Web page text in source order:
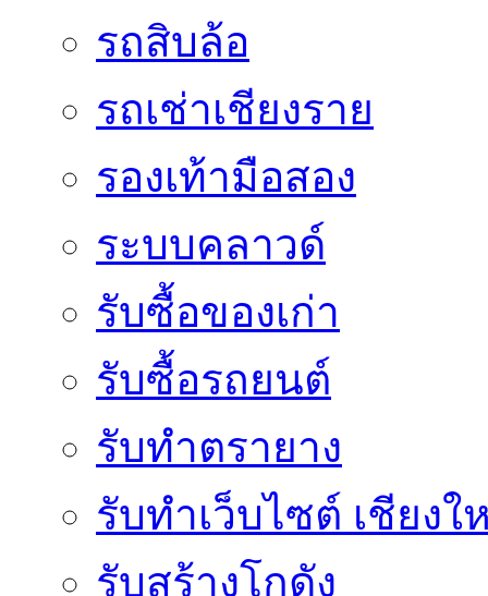
รถสิบล้อ
รถเช่าเชียงราย
รองเท้ามือสอง
ระบบคลาวด์
รับซื้อของเก่า
รับซื้อรถยนต์
รับทำตรายาง
รับทำเว็บไซต์ เชียงใ
รับสร้างโกดัง